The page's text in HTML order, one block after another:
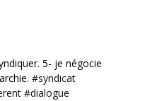
5- je négocie
#syndicat
#dialogue